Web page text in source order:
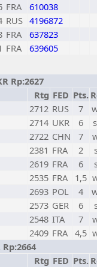
FRA
610038
RUS 4196872
FRA
637823
FRA 639605
Rp:2627
Rtg FED Pts.
2712 RUS 7
2714 UKR 6
2722 CHN 7
2381 FRA 2
2619 FRA 6
2535 FRA 1,5
2693 POL 4
2573 GER 6
2548 ITA 7
2409 FRA 4,5
Rtg FED Pts.